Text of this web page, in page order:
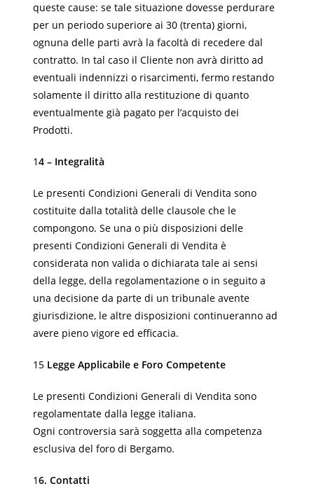
queste cause: se tale situazione dovesse perdurare
per un periodo superiore ai 30 (trenta) giorni,
ognuna delle parti avrà la facoltà di recedere dal
contratto. In tal caso il Cliente non avrà diritto ad
eventuali indennizzi o risarcimenti, fermo restando
solamente il diritto alla restituzione di quanto
eventualmente già pagato per l’acquisto dei
Prodotti.
14 – Integralità
Le presenti Condizioni Generali di Vendita sono
costituite dalla totalità delle clausole che le
compongono. Se una o più disposizioni delle
presenti Condizioni Generali di Vendita è
considerata non valida o dichiarata tale ai sensi
della legge, della regolamentazione o in seguito a
una decisione da parte di un tribunale avente
giurisdizione, le altre disposizioni continueranno ad
avere pieno vigore ed efficacia.
15 Legge Applicabile e Foro Competente
Le presenti Condizioni Generali di Vendita sono
regolamentate dalla legge italiana.
Ogni controversia sarà soggetta alla competenza
esclusiva del foro di Bergamo.
16. Contatti